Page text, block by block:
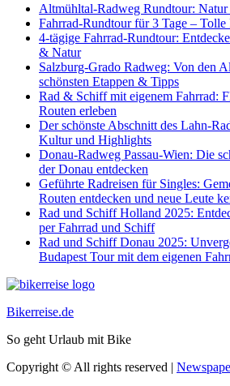
Altmühltal-Radweg Rundtour:
Fahrrad-Rundtour für 3 Tage –
4-tägige Fahrrad-Rundtour:
& Natur
Salzburg-Grado Radweg: Von den
schönsten Etappen & Tipps
Rad & Schiff mit eigenem Fahrrad:
Routen erleben
Der schönste Abschnitt des Lahn-
Kultur und Highlights
Donau-Radweg Passau-Wien: Die
der Donau entdecken
Geführte Radreisen für Singles:
Routen entdecken und neue Leute
Rad und Schiff Holland 2025:
per Fahrrad und Schiff
Rad und Schiff Donau 2025:
Budapest Tour mit dem eigenen
Bikerreise.de
So geht Urlaub mit Bike
Copyright © All rights reserved |